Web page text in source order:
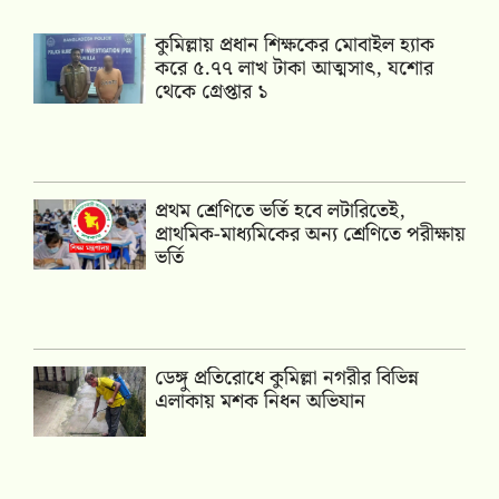
কুমিল্লায় প্রধান শিক্ষকের মোবাইল হ্যাক
করে ৫.৭৭ লাখ টাকা আত্মসাৎ, যশোর
থেকে গ্রেপ্তার ১
প্রথম শ্রেণিতে ভর্তি হবে লটারিতেই,
প্রাথমিক-মাধ্যমিকের অন্য শ্রেণিতে পরীক্ষায়
ভর্তি
ডেঙ্গু প্রতিরোধে কুমিল্লা নগরীর বিভিন্ন
এলাকায় মশক নিধন অভিযান